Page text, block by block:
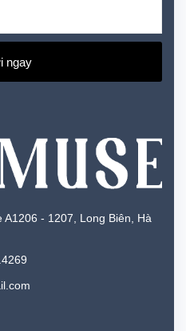
ngay
A1206 - 1207, Long Biên, Hà